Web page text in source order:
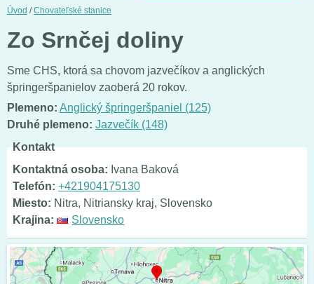
Úvod /Chovateľské stanice
Zo Srnčej doliny
Sme CHS, ktorá sa chovom jazvečíkov a anglických
špringeršpanielov zaoberá 20 rokov.
Plemeno: Anglický špringeršpaniel (125)
Druhé plemeno: Jazvečík (148)
Kontakt
Kontaktná osoba: Ivana Baková
Telefón: +421904175130
Miesto: Nitra, Nitriansky kraj, Slovensko
Krajina:
Slovensko